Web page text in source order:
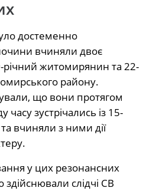
достеменно
вчиняли двоє
житомирянин та 22-
району.
що вони протягом
часу зустрічались із 15-
вчиняли з ними дії
у цих резонансних
слідчі СВ